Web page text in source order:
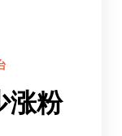
涨粉